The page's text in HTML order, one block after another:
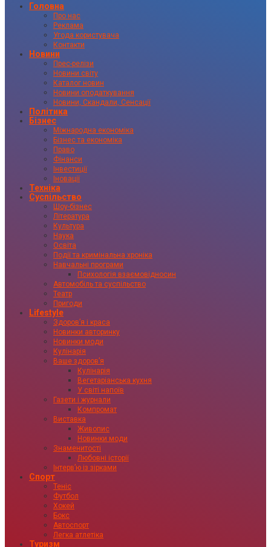
Головна
Про нас
Реклама
Угода користувача
Контакти
Новини
Прес-релізи
Новини світу
Каталог новин
Новини оподаткування
Новини, Скандали, Сенсації
Політика
Бізнес
Міжнародна економіка
Бізнес та економіка
Право
Фінанси
Інвестиції
Іновації
Техніка
Суспільство
Шоу-бізнес
Література
Культура
Наука
Освіта
Події та кримінальна хроніка
Навчальні програми
Психологія взаємовідносин
Автомобіль та суспільство
Театр
Пригоди
Lifestyle
Здоровʼя і краса
Новинки авторинку
Новинки моди
Кулінарія
Ваше здоровʼя
Кулінарія
Вегетаріанська кухня
У світі напоїв
Газети і журнали
Компромат
Виставка
Живопис
Новинки моди
Знаменитості
Любовні історії
Інтервʼю із зірками
Спорт
Теніс
Футбол
Хокей
Бокс
Автоспорт
Легка атлетіка
Туризм